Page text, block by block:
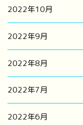
2022年10月
2022年9月
2022年8月
2022年7月
2022年6月